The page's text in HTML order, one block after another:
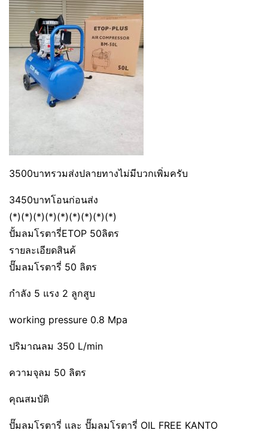
3500บาทรวมส่งปลายทางไม่มีบวกเพิ่มครับ
3450บาทโอนก่อนส่ง
(*)(*)(*)(*)(*)(*)(*)(*)(*)
ปั้มลมโรตารี่ETOP 50ลิตร
รายละเอียดสินค้
ปั๊มลมโรตารี่ 50 ลิตร
กำลัง 5 แรง 2 ลูกสูบ
working pressure 0.8 Mpa
ปริมาณลม 350 L/min
ความจุลม 50 ลิตร
คุณสมบัติ
ปั๊มลมโรตารี่ และ ปั๊มลมโรตารี่ OIL FREE KANTO